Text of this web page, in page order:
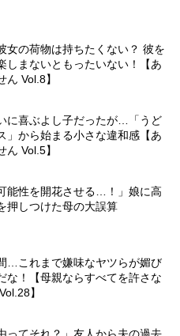
女の荷物は持ちたくない？ 彼を
しまないともったいない！【あ
ん Vol.8】
に喜ぶよし子だったが…「うど
」から始まる小さな違和感【あ
ん Vol.5】
能性を開花させる…！」娘に高
押しつけた母の大誤算
…これまで嫌味なヤツらが媚び
な！【母親ならすべてを許さな
】
ってそれ？」友人から夫の過去